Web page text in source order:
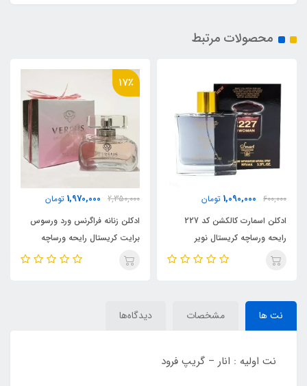
محصولات مرتبط
17٪
2,350,000
1,970,000
ادکلن زنانه فراگرنس ورد ورسوس
برایت کریستال رایحه ورساچه
برایت کریستال(Versus)
1٪
520,000
515,000 تومان
عطر 25 میل اسمارت کالکشن کد
227 رایحه ورساچه کریستال نویر
Versace Crystal Noir
نت ها مشخصات دیدگاه‌ها
نت اولیه : انار – گریپ فرود